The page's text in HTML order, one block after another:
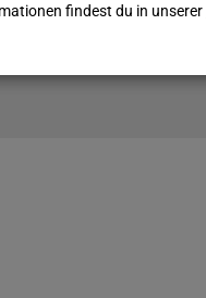
findest du in unserer